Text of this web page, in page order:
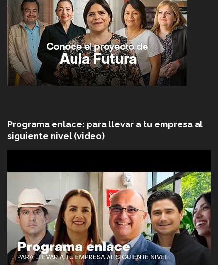
Programa enlace: para llevar a tu empresa al
siguiente nivel (video)